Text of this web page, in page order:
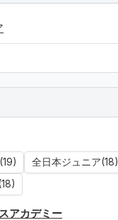
全日本ジュニア(18)
アカデミー